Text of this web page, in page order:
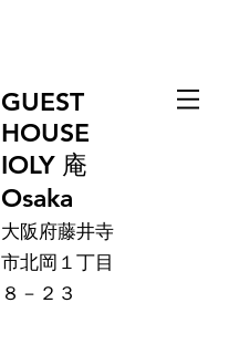
GUEST
HOUSE
IOLY 庵
Osaka
大阪府藤井寺
市北岡１丁目
８－２３